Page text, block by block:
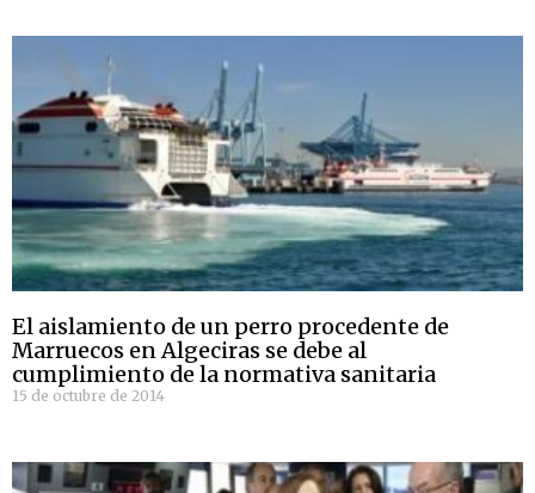
El aislamiento de un perro procedente de
Marruecos en Algeciras se debe al
cumplimiento de la normativa sanitaria
15 de octubre de 2014